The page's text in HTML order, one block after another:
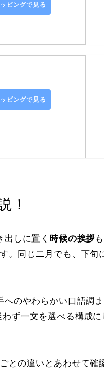
ピングで見る
ピングで見る
！
しに置く 時候の挨拶
。同じ二月でも、下旬
へのやわらかい口語調
ず一文を選べる構成
との違いとあわせて確